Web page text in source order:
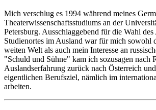
Mich verschlug es 1994 während meines
Theaterwissenschaftsstudiums an der
Petersburg. Ausschlaggebend für die Wahl
Studienortes im Ausland war für mich sowohl
weiten Welt als auch mein Interesse an
"Schuld und Sühne" kam ich sozusagen nach
Auslandserfahrung zurück nach Österreich
eigentlichen Berufsziel, nämlich im
arbeiten.